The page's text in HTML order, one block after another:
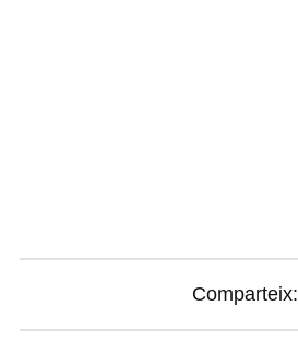
Comparteix: